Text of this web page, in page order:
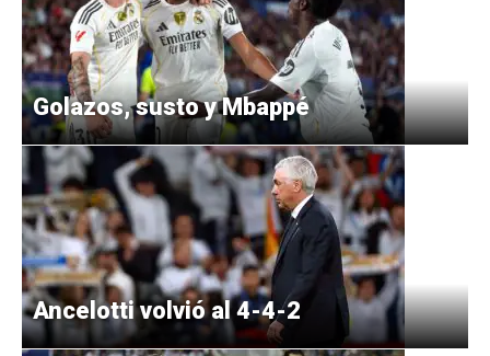
Golazos, susto y Mbappé
Ancelotti volvió al 4-4-2